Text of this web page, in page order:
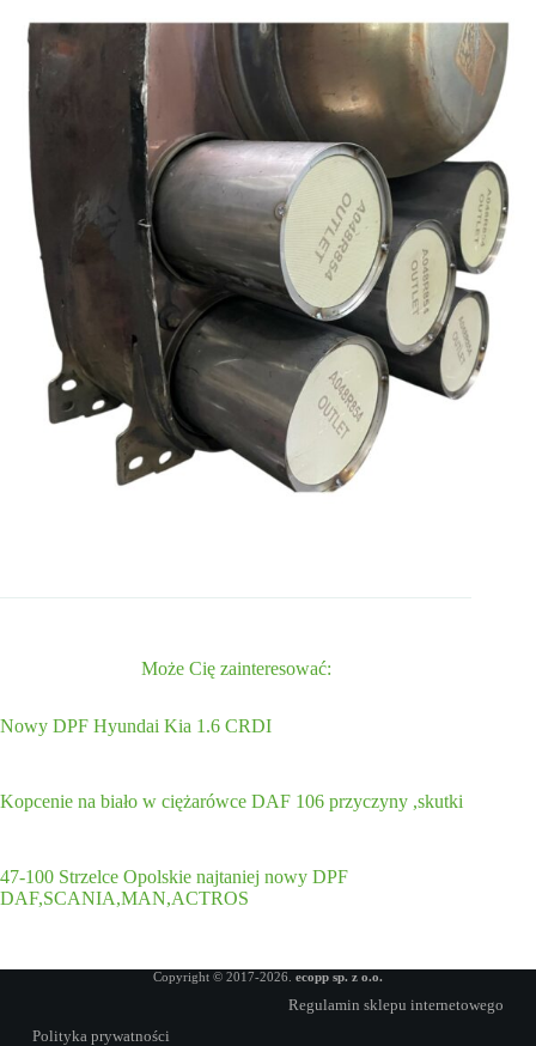
Może Cię zainteresować:
Nowy DPF Hyundai Kia 1.6 CRDI
Kopcenie na biało w ciężarówce DAF 106 przyczyny ,skutki
47-100 Strzelce Opolskie najtaniej nowy DPF
DAF,SCANIA,MAN,ACTROS
Copyright © 2017-2026. ecopp sp. z o.o.
Regulamin sklepu internetowego
Polityka prywatności